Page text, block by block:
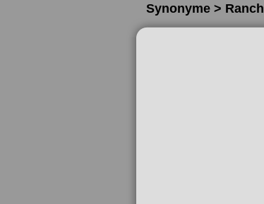
Synonyme > Ranch